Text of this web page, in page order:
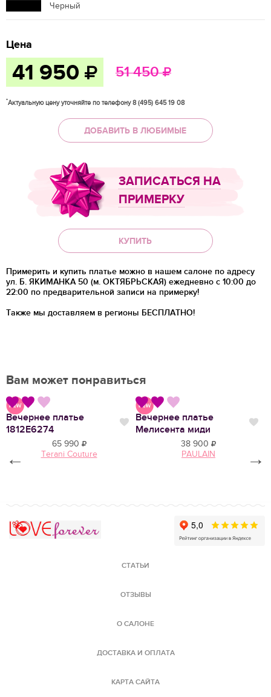
Черный
Цена
41 950 51 450
*Актуальную цену уточняйте по телефону 8 (495) 645 19 08
ДОБАВИТЬ В ЛЮБИМЫЕ
ЗАПИСАТЬСЯ НА
ПРИМЕРКУ
КУПИТЬ
Примерить и купить платье можно в нашем салоне по адресу
ул. Б. ЯКИМАНКА 50 (м. ОКТЯБРЬСКАЯ) ежедневно с 10:00 до
22:00 по предварительной записи на примерку!
Также мы доставляем в регионы БЕСПЛАТНО!
Вам может понравиться
Нравится
Вечернее платье
1812E6274
Нравится
65 990
Terani Couture
Вечернее платье
Мелисента миди
38 900
PAULAIN
← →
СТАТЬИ
ОТЗЫВЫ
О САЛОНЕ
ДОСТАВКА И ОПЛАТА
КАРТА САЙТА